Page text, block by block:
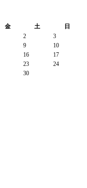
金 土
日
2
3
9
10
16
17
23
24
30